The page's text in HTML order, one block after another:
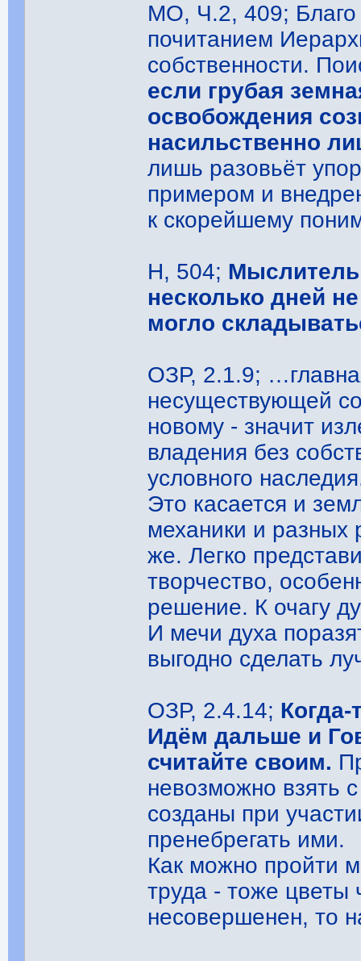
МО, Ч.2, 409; Благо
почитанием
собственности.
если грубая
освобождения
насильственно
лишь разовьёт
примером и
к скорейшему
Н, 504; Мыслитель
несколько дней
могло
ОЗР, 2.1.9;
несуществующей
новому - значит
владения без
условного
Это касается и
механики и разных
же. Легко
творчество,
решение. К очагу
И мечи духа
выгодно сделать
ОЗР, 2.4.14;
Идём дальше и
считайте своим.
невозможно взять
созданы при
пренебрегать ими.
Как можно пройти
труда - тоже цветы
несовершенен, то